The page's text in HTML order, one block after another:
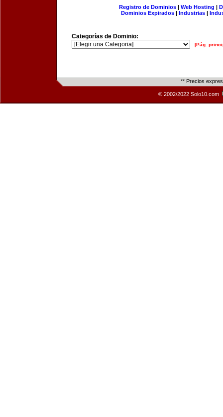
Registro de Dominios| Web Hosting |
Dominios Expirados | Industrias |
Categorías de Dominio:
[Pág.
** Precios
© 2002/2022 Solo10.com